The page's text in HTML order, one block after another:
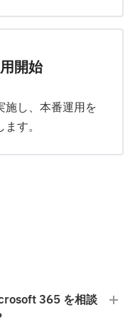
開始
施し、本番運用を
す。
365 を相談